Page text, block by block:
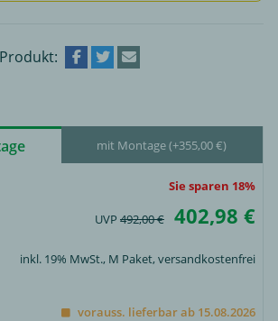
mit Montage (+355,00 €)
Sie sparen 18%
UVP 492,00 € 402,98 €
inkl. 19% MwSt., M Paket, versandkostenfrei
vorauss. lieferbar ab 15.08.2026